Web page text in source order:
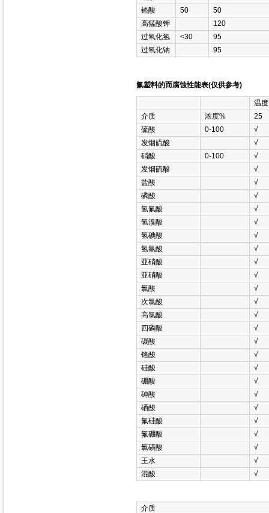
铬酸
50
50
高猛酸钾
120
过氧化氢
<30
95
过氧化钠
95
氟塑料的而腐蚀性能表(仅供参考)
温
介质
浓度%
25
硫酸
0-100
√
发烟硫酸
√
硝酸
0-100
√
发烟硫酸
√
盐酸
√
磷酸
√
氢氟酸
√
氢溴酸
√
氢碘酸
√
氢氰酸
√
亚硝酸
√
亚硝酸
√
氯酸
√
次氯酸
√
高氯酸
√
四磷酸
√
碳酸
√
铬酸
√
硅酸
√
硼酸
√
砷酸
√
硒酸
√
氟硅酸
√
氟硼酸
√
氯磺酸
√
王水
√
混酸
√
介质